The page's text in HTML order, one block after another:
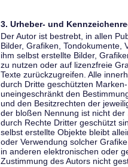
3. Urheber- und
Der Autor ist bestrebt, in allen
Bilder, Grafiken, Tondokumente,
ihm selbst erstellte Bilder,
zu nutzen oder auf lizenzfreie
Texte zurückzugreifen. Alle
durch Dritte geschützten
uneingeschränkt den
und den Besitzrechten der
der bloßen Nennung ist nicht
durch Rechte Dritter geschützt
selbst erstellte Objekte bleibt
oder Verwendung solcher
in anderen elektronischen oder
Zustimmung des Autors nicht